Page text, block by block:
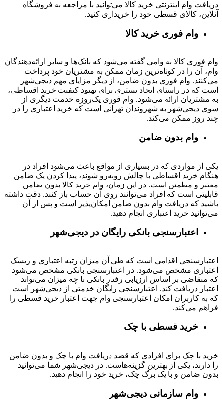
دریافت وام اینترنتی خرید کالا می‌توانید با مراجعه به فروشگاه
آنلاین، کالای قسطی خود را خریداری کنید.
وام فوری خرید کالا
وام فوری کالا به وامی گفته می‌شود که بانک‌ها و سایر ارائه‌دهندگان
وام، آن را در کوتاه‌ترین زمان ممکن به مشتریان خود پرداخت
می‌کنند. وام فوری بدون ضامن، از دیگر مزایای مهم دیجی‌شهر
است که در راستای ایجاد بستری برای بهبود کیفیت خرید اقساطی،
به مشتریان ارائه می‌شود. وام فوری یک‌روزه خدمت دیگری از
سوی دیجی‌شهر به شهروندان تهرانی است که خرید اعتباری را در
چند روز ممکن می‌کند.
وام بدون ضامن
یکی از مواردی که در بسیاری از مواقع باعث می‌شود افراد در
هنگام خرید اقساطی با چالش روبه‌رو شوند، پیدا کردن یک ضامن
معتبر و مطمئن است. در این زمان، وام خرید کالا بدون ضامن
قابلیتی است که افراد می‌توانند روی آن حساب باز کنند. دقت داشته
باشید که دریافت وام بدون ضامن امکان‌پذیر است و پس از آن
می‌توانید خرید اعتباری انجام دهید.
اعتبارسنجی بانکی رایگان در دیجی‌شهر
اعتبارسنجی اقدامی است که طی آن میزان رتبه اعتباری و ریسک
اعتباری مشخص می‌شود. در اعتبارسنجی بانکی مشخص می‌شود
که متقاضی بر اساس ارزیابی رفتار بانکی تا چه میزان می‌تواند
اعتبار دریافت کند. اعتبارسنجی رایگان خدمتی از دیجی‌شهر است
که به کاربران امکان اعتبارسنجی وام جهت اعتبار خرید قسطی را
فراهم می‌کند.
خرید قسطی با چک
خرید با چک برای افرادی که قصد دریافت وام با چک و بدون ضامن
را دارند، یکی از بهترین گزینه‌هاست. در دیجی‌شهر شما می‌توانید
بدون ضامن و با یک برگ چک، خرید خود را انجام دهید.
وام سازمانی دیجی‌شهر